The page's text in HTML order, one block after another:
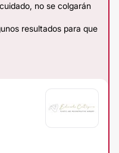
no se colgarán
resultados para que